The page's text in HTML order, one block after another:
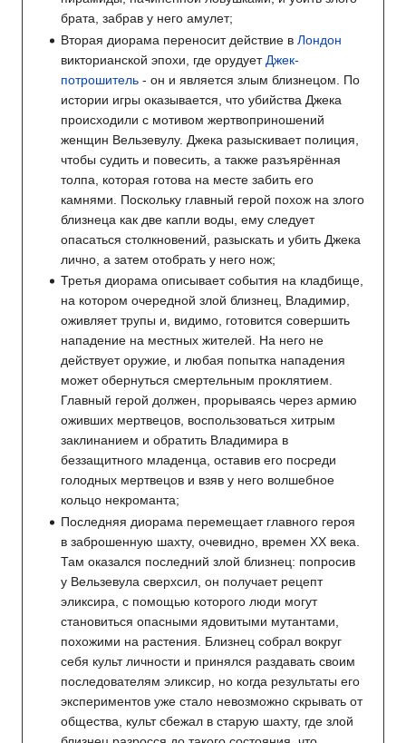
брата, забрав у него амулет;
Вторая диорама переносит действие вЛондон
викторианской эпохи, где орудует Джек-
потрошитель - он и является злым близнецом. По
истории игры оказывается, что убийства Джека
происходили с мотивом жертвоприношений
женщин Вельзевулу. Джека разыскивает полиция,
чтобы судить и повесить, а также разъярённая
толпа, которая готова на месте забить его
камнями. Поскольку главный герой похож на злого
близнеца как две капли воды, ему следует
опасаться столкновений, разыскать и убить Джека
лично, а затем отобрать у него нож;
Третья диорама описывает события на кладбище,
на котором очередной злой близнец, Владимир,
оживляет трупы и, видимо, готовится совершить
нападение на местных жителей. На него не
действует оружие, и любая попытка нападения
может обернуться смертельным проклятием.
Главный герой должен, прорываясь через армию
оживших мертвецов, воспользоваться хитрым
заклинанием и обратить Владимира в
беззащитного младенца, оставив его посреди
голодных мертвецов и взяв у него волшебное
кольцо некроманта;
Последняя диорама перемещает главного героя
в заброшенную шахту, очевидно, времен XX века.
Там оказался последний злой близнец: попросив
у Вельзевула сверхсил, он получает рецепт
эликсира, с помощью которого люди могут
становиться опасными ядовитыми мутантами,
похожими на растения. Близнец собрал вокруг
себя культ личности и принялся раздавать своим
последователям эликсир, но когда результаты его
экспериментов уже стало невозможно скрывать от
общества, культ сбежал в старую шахту, где злой